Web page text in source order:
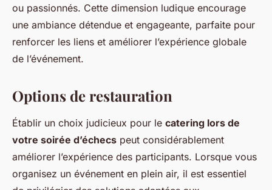
ou passionnés. Cette dimension ludique encourage
une ambiance détendue et engageante, parfaite pour
renforcer les liens et améliorer l’expérience globale
de l’événement.
Options de restauration
Établir un choix judicieux pour le catering lors de
votre soirée d’échecs peut considérablement
améliorer l’expérience des participants. Lorsque vous
organisez un événement en plein air, il est essentiel